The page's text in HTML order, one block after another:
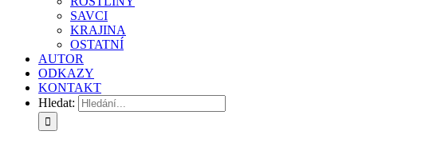
SAVCI
KRAJINA
OSTATNÍ
AUTOR
ODKAZY
KONTAKT
Hledat: